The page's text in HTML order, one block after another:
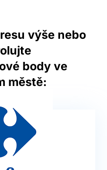
výše nebo
body ve
městě: